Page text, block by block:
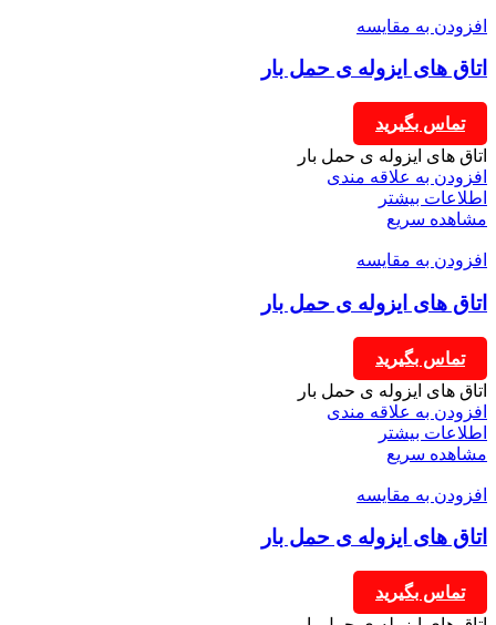
افزودن به مقایسه
اتاق های ایزوله ی حمل بار
تماس بگیرید
اتاق های ایزوله ی حمل بار
افزودن به علاقه مندی
اطلاعات بیشتر
مشاهده سریع
افزودن به مقایسه
اتاق های ایزوله ی حمل بار
تماس بگیرید
اتاق های ایزوله ی حمل بار
افزودن به علاقه مندی
اطلاعات بیشتر
مشاهده سریع
افزودن به مقایسه
اتاق های ایزوله ی حمل بار
تماس بگیرید